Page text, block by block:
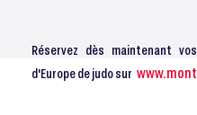
Réservez dès maintenant
d'Europe de judo sur